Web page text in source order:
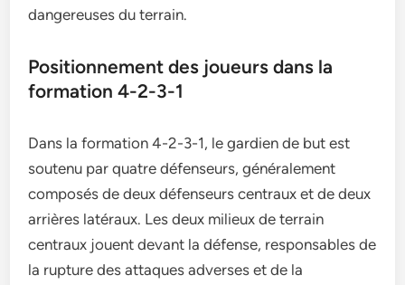
dangereuses du terrain.
Positionnement des joueurs dans la
formation 4-2-3-1
Dans la formation 4-2-3-1, le gardien de but est
soutenu par quatre défenseurs, généralement
composés de deux défenseurs centraux et de deux
arrières latéraux. Les deux milieux de terrain
centraux jouent devant la défense, responsables de
la rupture des attaques adverses et de la